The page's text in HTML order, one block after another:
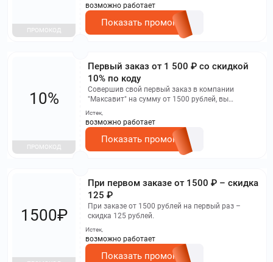
ПРОМОКОД
возможно работает
Показать промокод
Первый заказ от 1 500 ₽ со скидкой
10% по коду
Совершив свой первый заказ в компании
"Максавит" на сумму от 1500 рублей, вы
получите скидку 10% при использовании
промокода. Это позволит вам сэкономить до
200 рублей.
10%
ПРОМОКОД
Истек,
возможно работает
Показать промокод
При первом заказе от 1500 ₽ – скидка
125 ₽
При заказе от 1500 рублей на первый раз –
скидка 125 рублей.
1500₽
Истек,
возможно работает
Показать промокод